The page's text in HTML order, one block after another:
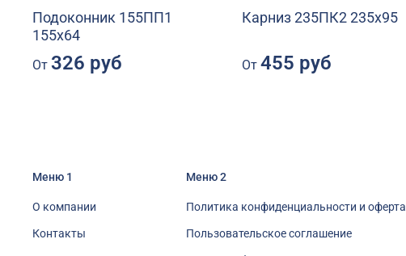
Подоконник 155ПП1
155х64
От 326 руб
Карниз 235ПК2 235х95
От 455 руб
Меню 1
О компании
Контакты
Меню 2
Политика конфиденциальности и оферта
Пользовательское соглашение